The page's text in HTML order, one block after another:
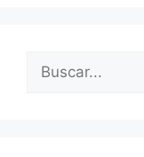
Buscar: